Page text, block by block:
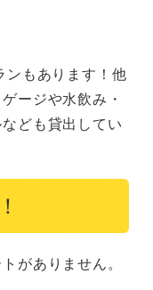
ージや水飲み・
ども貸出してい
がありません。